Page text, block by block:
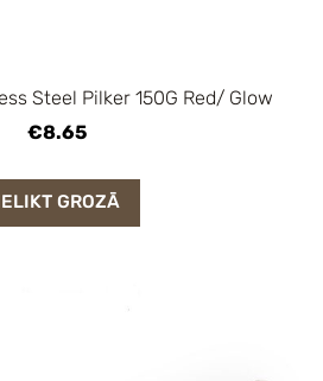
Steel Pilker 150G Red/ Glow
€8.65
GROZĀ